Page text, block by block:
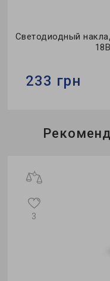
Светодиодный
233 грн
Бренд:Feron
3